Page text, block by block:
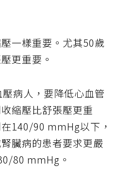
一樣重要。尤其50歲
更重要。
病人，要降低心血管
縮壓比舒張壓更重
140/90 mmHg以下，
臟病的患者要求更嚴
80 mmHg。